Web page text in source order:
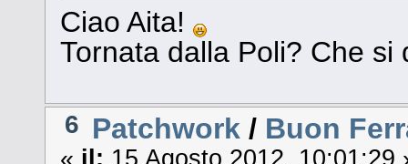
Ciao Aita!
Tornata dalla Poli? Che si
6 Patchwork / Buon
« il: 15 Agosto 2012, 10:01:29